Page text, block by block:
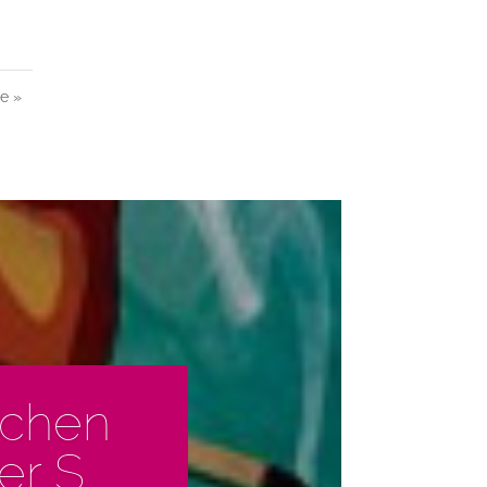
»
S.